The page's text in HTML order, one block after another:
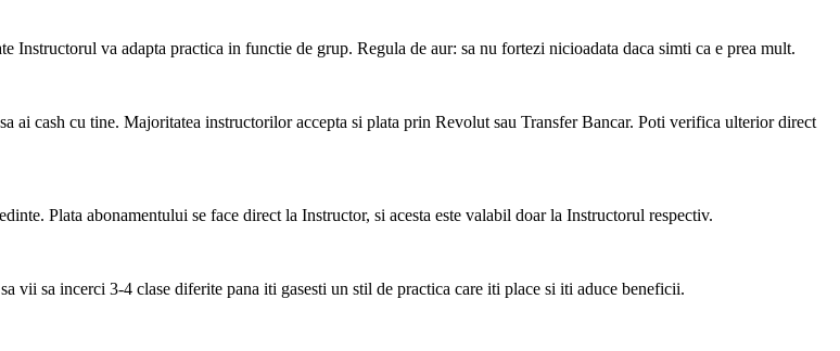
Instructorul va adapta practica in functie de grup. Regula de aur: sa nu fortezi nicioadata daca simti ca e prea mult.
ai cash cu tine. Majoritatea instructorilor accepta si plata prin Revolut sau Transfer Bancar. Poti verifica ulterior direct
Plata abonamentului se face direct la Instructor, si acesta este valabil doar la Instructorul respectiv.
vii sa incerci 3-4 clase diferite pana iti gasesti un stil de practica care iti place si iti aduce beneficii.